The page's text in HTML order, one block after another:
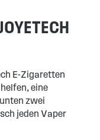
E-Zigaretten
eine
zwei
jeden Vaper